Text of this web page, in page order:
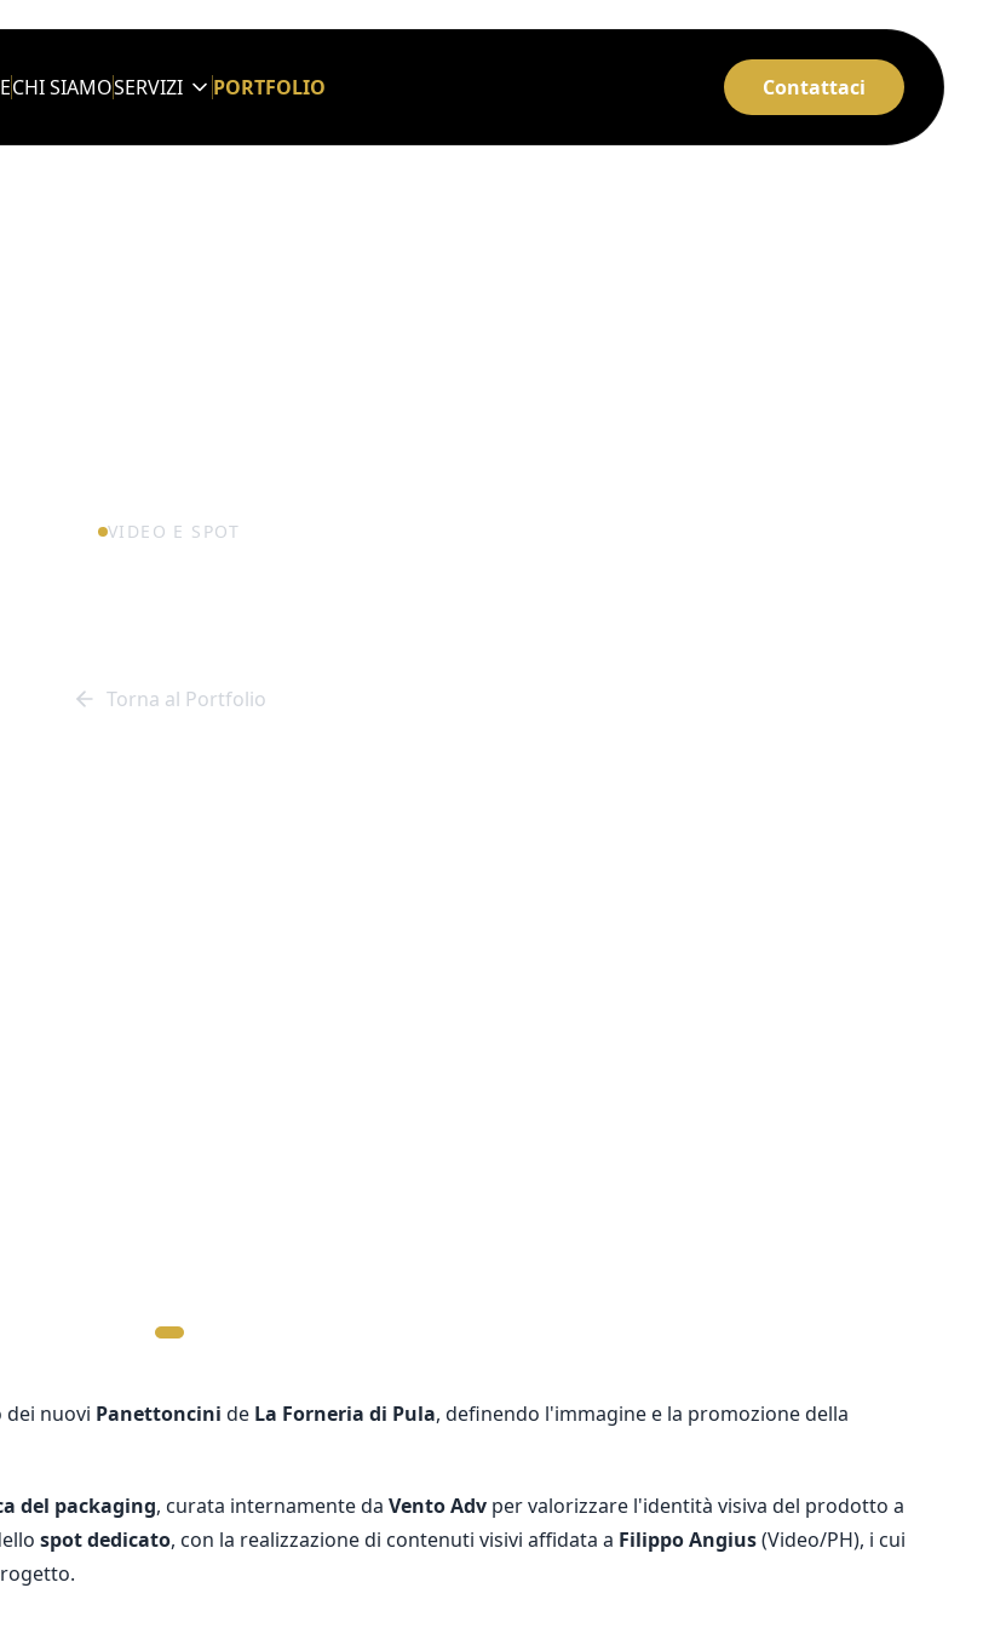
CHI SIAMOSERVIZI PORTFOLIO Contattaci
VIDEO E SPOT
Torna al Portfolio
nuovi Panettoncini de La Forneria di Pula, definendo l'immagine e la promozione della
del packaging, curata internamente da VentoAdv per valorizzare l'identità visiva del prodotto a
spot dedicato, con la realizzazione di contenuti visivi affidata a Filippo Angius(Video/PH), i cui